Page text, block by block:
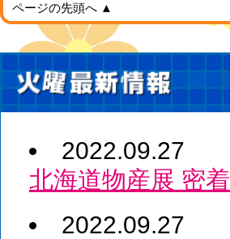
ページの先頭へ ▲
2022.09.27
北海道物産展 密着
2022.09.27